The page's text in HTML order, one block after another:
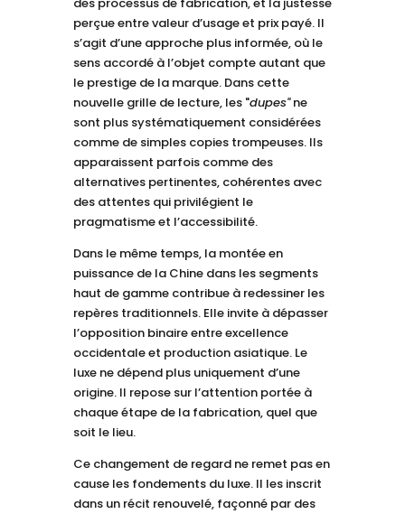
perçue entre valeur d’usage et prix payé. Il
s’agit d’une approche plus informée, où le
sens accordé à l’objet compte autant que
le prestige de la marque. Dans cette
nouvelle grille de lecture, les "dupes"ne
sont plus systématiquement considérées
comme de simples copies trompeuses. Ils
apparaissent parfois comme des
alternatives pertinentes, cohérentes avec
des attentes qui privilégient le
pragmatisme et l’accessibilité.
Dans le même temps, la montée en
puissance de la Chine dans les segments
haut de gamme contribue à redessiner les
repères traditionnels. Elle invite à dépasser
l’opposition binaire entre excellence
occidentale et production asiatique. Le
luxe ne dépend plus uniquement d’une
origine. Il repose sur l’attention portée à
chaque étape de la fabrication, quel que
soit le lieu.
Ce changement de regard ne remet pas en
cause les fondements du luxe. Il les inscrit
dans un récit renouvelé, façonné par des